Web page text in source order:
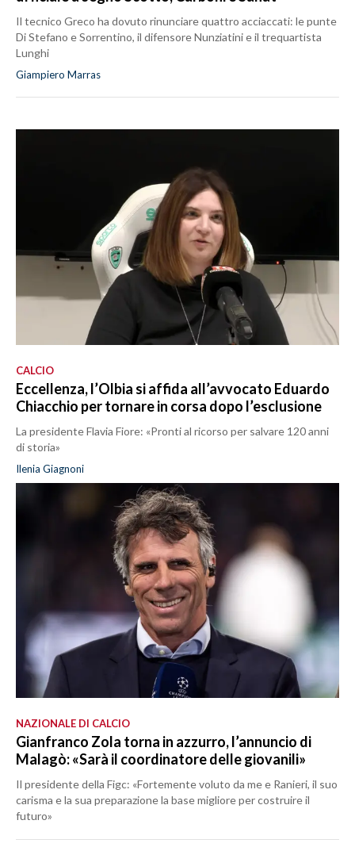
Il tecnico Greco ha dovuto rinunciare quattro acciaccati: le punte
Di Stefano e Sorrentino, il difensore Nunziatini e il trequartista
Lunghi
Giampiero Marras
CALCIO
Eccellenza, l’Olbia si affida all’avvocato Eduardo
Chiacchio per tornare in corsa dopo l’esclusione
La presidente Flavia Fiore: «Pronti al ricorso per salvare 120 anni
di storia»
Ilenia Giagnoni
NAZIONALE DI CALCIO
Gianfranco Zola torna in azzurro, l’annuncio di
Malagò: «Sarà il coordinatore delle giovanili»
Il presidente della Figc: «Fortemente voluto da me e Ranieri, il suo
carisma e la sua preparazione la base migliore per costruire il
futuro»